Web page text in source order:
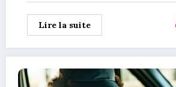
Lire la suite